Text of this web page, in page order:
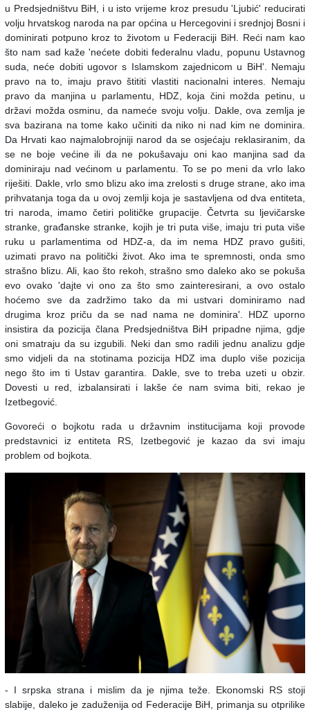
u Predsjedništvu BiH, i u isto vrijeme kroz presudu 'Ljubić' reducirati
volju hrvatskog naroda na par općina u Hercegovini i srednjoj Bosni i
dominirati potpuno kroz to životom u Federaciji BiH. Reći nam kao
što nam sad kaže 'nećete dobiti federalnu vladu, popunu Ustavnog
suda, neće dobiti ugovor s Islamskom zajednicom u BiH'. Nemaju
pravo na to, imaju pravo štititi vlastiti nacionalni interes. Nemaju
pravo da manjina u parlamentu, HDZ, koja čini možda petinu, u
državi možda osminu, da nameće svoju volju. Dakle, ova zemlja je
sva bazirana na tome kako učiniti da niko ni nad kim ne dominira.
Da Hrvati kao najmalobrojniji narod da se osjećaju reklasiranim, da
se ne boje većine ili da ne pokušavaju oni kao manjina sad da
dominiraju nad većinom u parlamentu. To se po meni da vrlo lako
riješiti. Dakle, vrlo smo blizu ako ima zrelosti s druge strane, ako ima
prihvatanja toga da u ovoj zemlji koja je sastavljena od dva entiteta,
tri naroda, imamo četiri političke grupacije. Četvrta su ljevičarske
stranke, građanske stranke, kojih je tri puta više, imaju tri puta više
ruku u parlamentima od HDZ-a, da im nema HDZ pravo gušiti,
uzimati pravo na politički život. Ako ima te spremnosti, onda smo
strašno blizu. Ali, kao što rekoh, strašno smo daleko ako se pokuša
evo ovako 'dajte vi ono za što smo zainteresirani, a ovo ostalo
hoćemo sve da zadržimo tako da mi ustvari dominiramo nad
drugima kroz priču da se nad nama ne dominira'. HDZ uporno
insistira da pozicija člana Predsjedništva BiH pripadne njima, gdje
oni smatraju da su izgubili. Neki dan smo radili jednu analizu gdje
smo vidjeli da na stotinama pozicija HDZ ima duplo više pozicija
nego što im ti Ustav garantira. Dakle, sve to treba uzeti u obzir.
Dovesti u red, izbalansirati i lakše će nam svima biti, rekao je
Izetbegović.
Govoreći o bojkotu rada u državnim institucijama koji provode
predstavnici iz entiteta RS, Izetbegović je kazao da svi imaju
problem od bojkota.
- I srpska strana i mislim da je njima teže. Ekonomski RS stoji
slabije, daleko je zaduženija od Federacije BiH, primanja su otprilike